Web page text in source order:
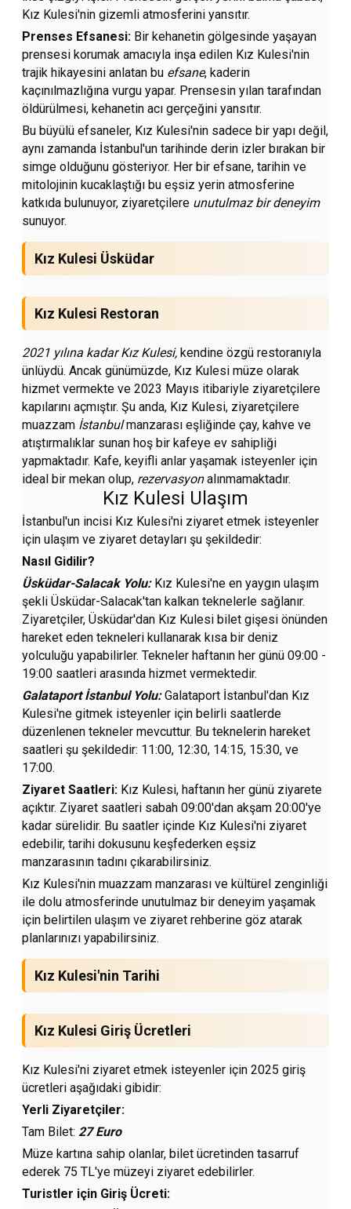
Kız Kulesi'nin gizemli atmosferini yansıtır.
Prenses Efsanesi: Bir kehanetin gölgesinde yaşayan
prensesi korumak amacıyla inşa edilen Kız Kulesi'nin
trajik hikayesini anlatan bu efsane, kaderin
kaçınılmazlığına vurgu yapar. Prensesin yılan tarafından
öldürülmesi, kehanetin acı gerçeğini yansıtır.
Bu büyülü efsaneler, Kız Kulesi'nin sadece bir yapı değil,
aynı zamanda İstanbul'un tarihinde derin izler bırakan bir
simge olduğunu gösteriyor. Her bir efsane, tarihin ve
mitolojinin kucaklaştığı bu eşsiz yerin atmosferine
katkıda bulunuyor, ziyaretçilere unutulmaz bir deneyim
sunuyor.
Kız Kulesi Üsküdar
Kız Kulesi Restoran
2021 yılına kadar Kız Kulesi, kendine özgü restoranıyla
ünlüydü. Ancak günümüzde, Kız Kulesi müze olarak
hizmet vermekte ve 2023 Mayıs itibariyle ziyaretçilere
kapılarını açmıştır. Şu anda, Kız Kulesi, ziyaretçilere
muazzam İstanbulmanzarası eşliğinde çay, kahve ve
atıştırmalıklar sunan hoş bir kafeye ev sahipliği
yapmaktadır. Kafe, keyifli anlar yaşamak isteyenler için
ideal bir mekan olup, rezervasyonalınmamaktadır.
Kız Kulesi Ulaşım
İstanbul'un incisi Kız Kulesi'ni ziyaret etmek isteyenler
için ulaşım ve ziyaret detayları şu şekildedir:
Nasıl Gidilir?
Üsküdar-Salacak Yolu:Kız Kulesi'ne en yaygın ulaşım
şekli Üsküdar-Salacak'tan kalkan teknelerle sağlanır.
Ziyaretçiler, Üsküdar'dan Kız Kulesi bilet gişesi önünden
hareket eden tekneleri kullanarak kısa bir deniz
yolculuğu yapabilirler. Tekneler haftanın her günü 09:00 -
19:00 saatleri arasında hizmet vermektedir.
Galataport İstanbul Yolu:Galataport İstanbul'dan Kız
Kulesi'ne gitmek isteyenler için belirli saatlerde
düzenlenen tekneler mevcuttur. Bu teknelerin hareket
saatleri şu şekildedir: 11:00, 12:30, 14:15, 15:30, ve
17:00.
Ziyaret Saatleri: Kız Kulesi, haftanın her günü ziyarete
açıktır. Ziyaret saatleri sabah 09:00'dan akşam 20:00'ye
kadar sürelidir. Bu saatler içinde Kız Kulesi'ni ziyaret
edebilir, tarihi dokusunu keşfederken eşsiz
manzarasının tadını çıkarabilirsiniz.
Kız Kulesi'nin muazzam manzarası ve kültürel zenginliği
ile dolu atmosferinde unutulmaz bir deneyim yaşamak
için belirtilen ulaşım ve ziyaret rehberine göz atarak
planlarınızı yapabilirsiniz.
Kız Kulesi'nin Tarihi
Kız Kulesi Giriş Ücretleri
Kız Kulesi'ni ziyaret etmek isteyenler için 2025 giriş
ücretleri aşağıdaki gibidir:
Yerli Ziyaretçiler:
Tam Bilet: 27 Euro
Müze kartına sahip olanlar, bilet ücretinden tasarruf
ederek 75 TL'ye müzeyi ziyaret edebilirler.
Turistler için Giriş Ücreti: